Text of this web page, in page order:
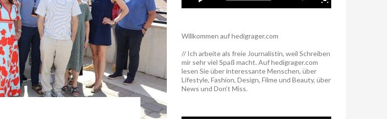
Willkommen auf hedigrager.com
// Ich arbeite als freie Journalistin, weil Schreiben
mir sehr viel Spaß macht. Auf hedigrager.com
lesen Sie über interessante Menschen, über
Lifestyle, Fashion, Design, Filme und Beauty, über
News und Don’t Miss.